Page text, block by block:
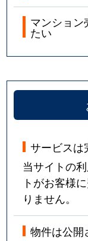
マンション
たい
サービスは
当サイトの
トがお客様
りません。
物件は公開